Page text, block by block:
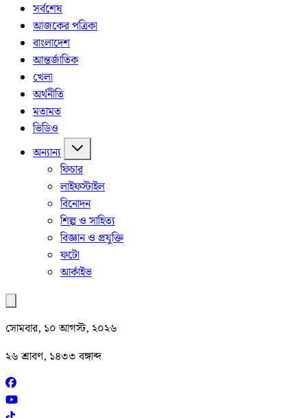
সর্বশেষ
আজকের পত্রিকা
বাংলাদেশ
আন্তর্জাতিক
খেলা
অর্থনীতি
মতামত
ভিডিও
অন্যান্য
ফিচার
লাইফস্টাইল
বিনোদন
শিল্প ও সাহিত্য
বিজ্ঞান ও প্রযুক্তি
ফটো
আর্কাইভ
সোমবার, ১০ আগস্ট, ২০২৬
২৬ শ্রাবণ, ১৪৩৩ বঙ্গাব্দ